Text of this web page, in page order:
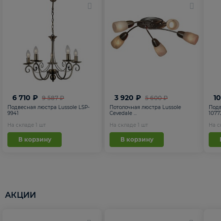
9 587 ₽
6 710 ₽
Подвесная люстра Lussole LSP-
9941
На складе 1 шт
В корзину
5 600 ₽
3 920 ₽
Потолочная люстра Lussole
Cevedale ...
На складе 1 шт
В корзину
На
АКЦИИ